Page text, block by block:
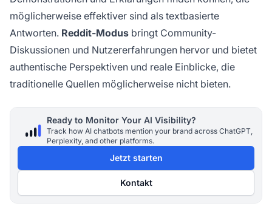
möglicherweise effektiver sind als textbasierte
Antworten. Reddit-Modus bringt Community-
Diskussionen und Nutzererfahrungen hervor und bietet
authentische Perspektiven und reale Einblicke, die
traditionelle Quellen möglicherweise nicht bieten.
Ready to Monitor Your AI Visibility?
Track how AI chatbots mention your brand across ChatGPT,
Perplexity, and other platforms.
Jetzt starten
Kontakt